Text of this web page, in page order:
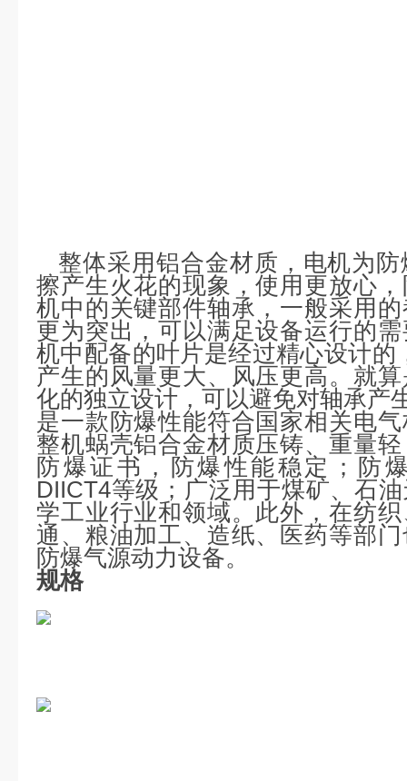
整体采用铝合金材质，电机为
擦产生火花的现象，使用更放心
机中的关键部件轴承，一般采用
更为突出，可以满足设备运行的
机中配备的叶片是经过精心设计的
产生的风量更大、风压更高。就
化的独立设计，可以避免对轴承产
是一款防爆性能符合国家相关电
整机蜗壳铝合金材质压铸、重量
防爆证书，防爆性能稳定；防
DIICT4等级；广泛用于煤矿、石
学工业行业和领域。此外，在纺
通、粮油加工、造纸、医药等部
防爆气源动力设备。
规格